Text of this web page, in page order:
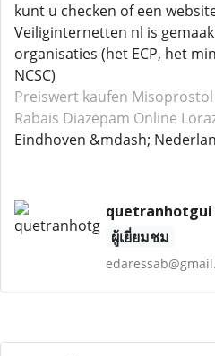
kunt u checken of een
Veiliginternetten nl is
organisaties (het ECP, het
NCSC)
Preiswert kaufen Misoprostol
Rabais Diazepam Online
Eindhoven &mdash;
quetranhotgui
ผู้เยี่ยมชม